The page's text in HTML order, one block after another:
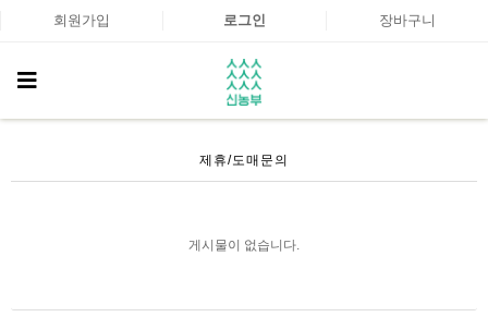
회원가입 로그인 장바구니
제휴/도매문의
게시물이 없습니다.